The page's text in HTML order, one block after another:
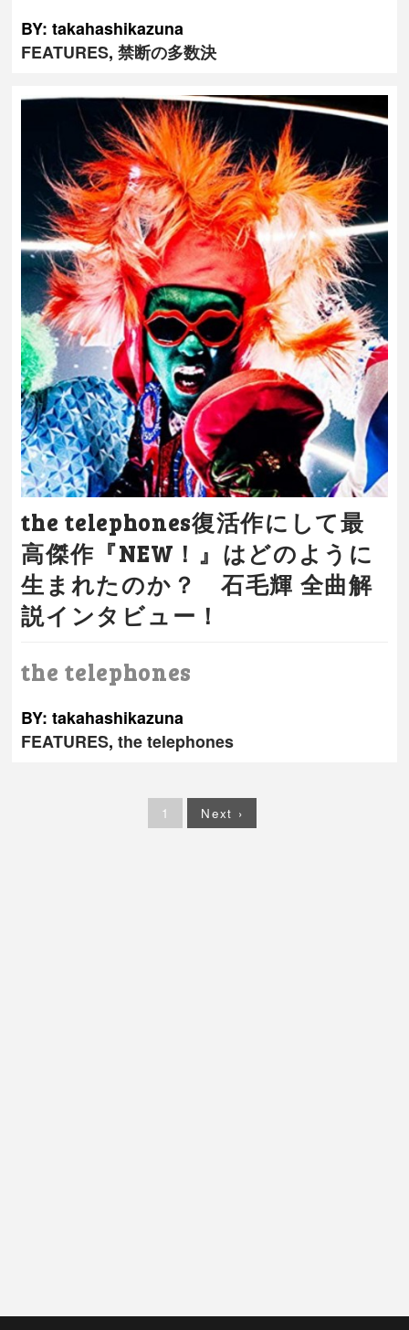
BY: takahashikazuna
FEATURES,禁断の多数決
the telephones復活作にして最
高傑作『NEW！』はどのように
生まれたのか？ 石毛輝 全曲解
説インタビュー！
the telephones
BY: takahashikazuna
FEATURES,the telephones
1 Next ›